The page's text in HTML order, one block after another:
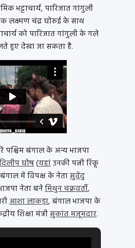
भट्टाचार्य, पारिजात गांगुली
लक्ष्मण चंद्र घोरुई के साथ
को पारिजात गांगुली के गले
हुए देखा जा सकता है.
पश्चिम बंगाल के अन्य भाजपा
घोष(यहांउनकी पत्नी रिंकू
में विपक्ष के नेतासुवेंदु
नेता बनेमिथुन चक्रवर्ती,
आशा लाकड़ा, बंगाल भाजपा के
शिक्षा मंत्रीसुकांत मजूमदार.